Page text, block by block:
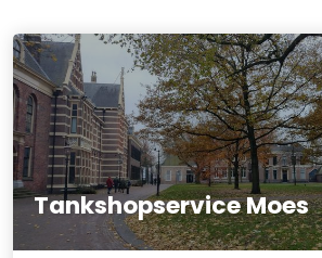
Tankshopservice Moes